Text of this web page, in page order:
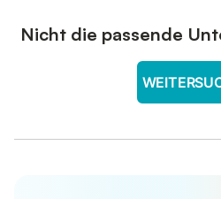
Nicht die passende